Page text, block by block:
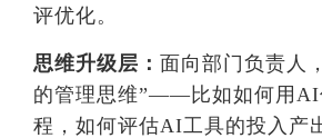
评优化。
思维升级层： 面向部门负责人
的管理思维”——比如如何用AI
程，如何评估AI工具的投入产